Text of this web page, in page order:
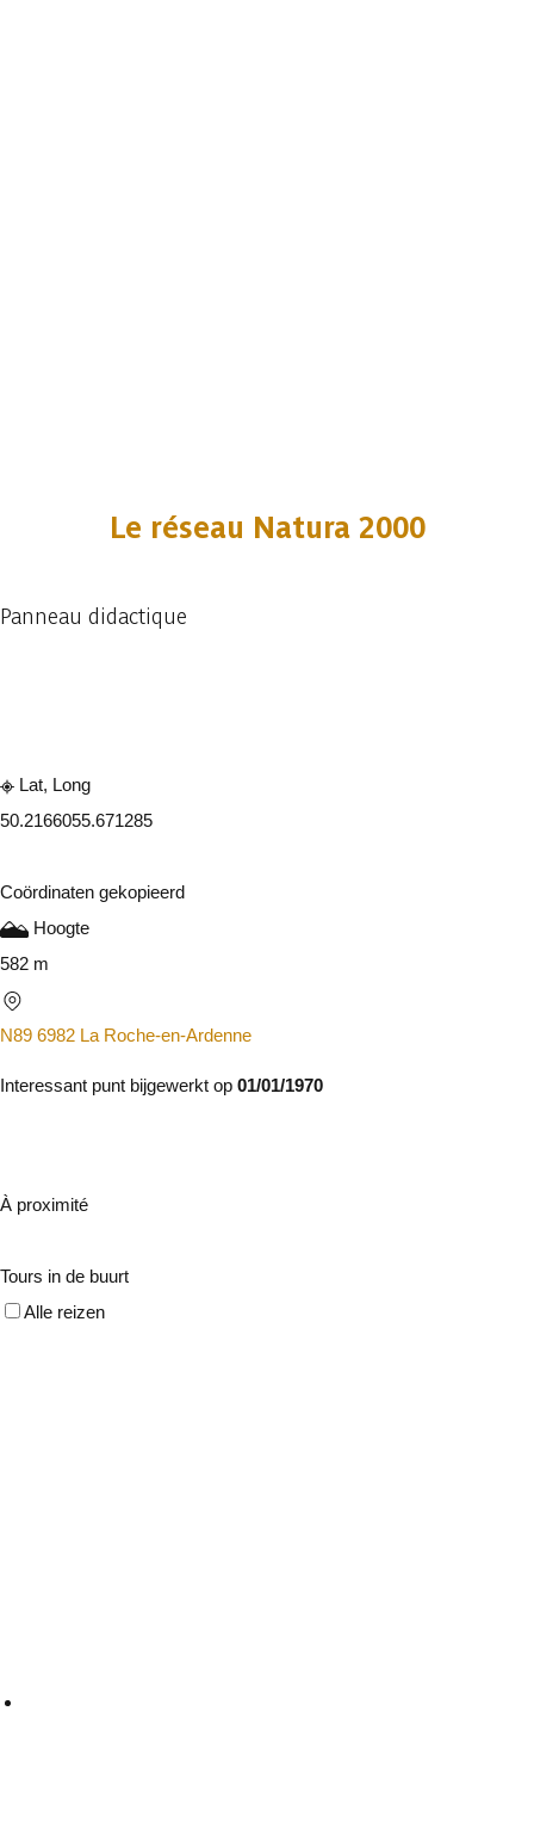
Le réseau Natura 2000
Panneau didactique
Lat, Long
50.2166055.671285
Coördinaten gekopieerd
Hoogte
582 m
N89 6982 La Roche-en-Ardenne
Interessant punt bijgewerkt op 01/01/1970
À proximité
Tours in de buurt
Alle reizen